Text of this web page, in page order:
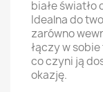
białe
Idealna do
zarówno
łączy w
co czyni ją
okazję.